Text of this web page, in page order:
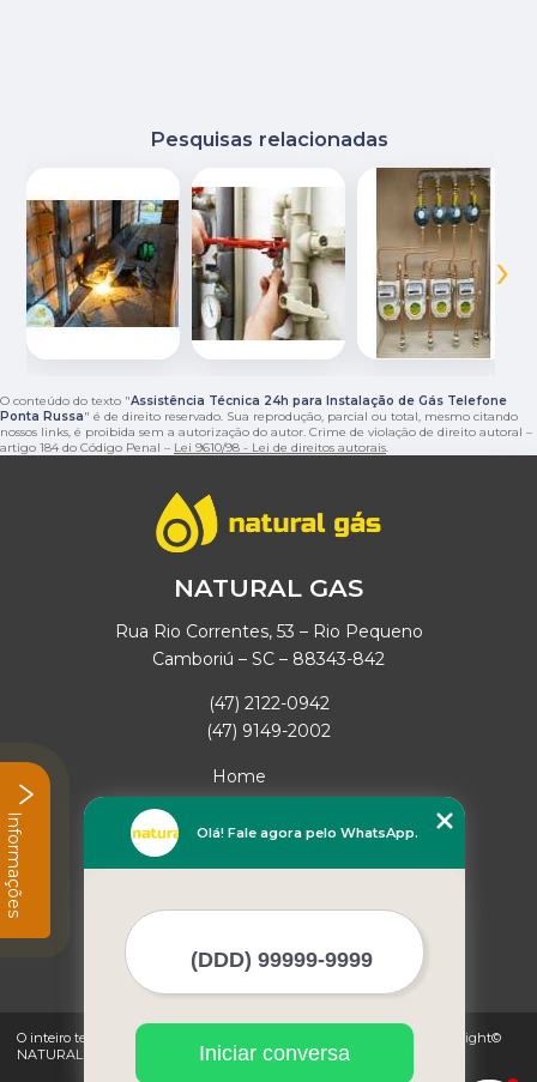
Pesquisas relacionadas
‹ ›
O conteúdo do texto "Assistência Técnica 24h para Instalação de Gás Telefone
Ponta Russa" é de direito reservado. Sua reprodução, parcial ou total, mesmo citando
nossos links, é proibida sem a autorização do autor. Crime de violação de direito autoral –
artigo 184 do Código Penal – Lei 9610/98 - Lei de direitos autorais.
NATURAL GAS
Rua Rio Correntes, 53 – Rio Pequeno
Camboriú – SC – 88343-842
(47) 2122-0942
(47) 9149-2002
Home
Empresa
Missão
Mapa do site
O inteiro teor deste site está sujeito à proteção de direitos autorais. Copyright©
NATURAL GAS (Lei 9610 de 19/02/1998)
Olá! Fale agora pelo WhatsApp.
Iniciar conversa
Informações